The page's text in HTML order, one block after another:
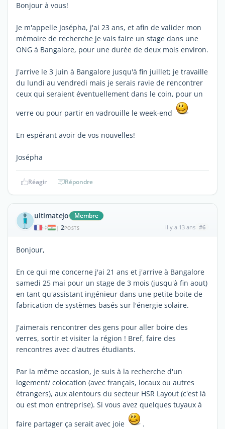
Bonjour à vous!
Je m'appelle Josépha, j'ai 23 ans, et afin de valider mon
mémoire de recherche je vais faire un stage dans une
ONG à Bangalore, pour une durée de deux mois environ.
J'arrive le 3 juin à Bangalore jusqu'à fin juillet; je travaille
du lundi au vendredi mais je serais ravie de rencontrer
ceux qui seraient éventuellement dans le coin, pour un
verre ou pour partir en vadrouille le week-end
En espérant avoir de vos nouvelles!
Josépha
Réagir Répondre
ultimatejo Membre
| 2POSTS il y a 13 ans #6
Bonjour,
En ce qui me concerne j'ai 21 ans et j'arrive à Bangalore
samedi 25 mai pour un stage de 3 mois (jusqu'à fin aout)
en tant qu'assistant ingénieur dans une petite boite de
fabrication de systèmes basés sur l'énergie solaire.
J'aimerais rencontrer des gens pour aller boire des
verres, sortir et visiter la région ! Bref, faire des
rencontres avec d'autres étudiants.
Par la même occasion, je suis à la recherche d'un
logement/ colocation (avec français, locaux ou autres
étrangers), aux alentours du secteur HSR Layout (c'est là
ou est mon entreprise). Si vous avez quelques tuyaux à
faire partager ça serait avec joie
.